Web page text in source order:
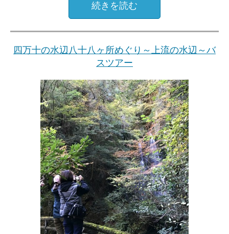
続きを読む
四万十の水辺八十八ヶ所めぐり～上流の水辺～バ
スツアー